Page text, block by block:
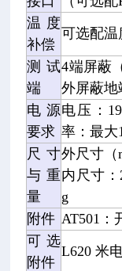
温度
补偿
可选配温
测试
端
4端屏蔽
外屏蔽地
电源
要求
电压：
率：最大
尺寸
与重
量
外尺寸（
内尺寸：
g
附件 AT501：
可选
附件
L620 米